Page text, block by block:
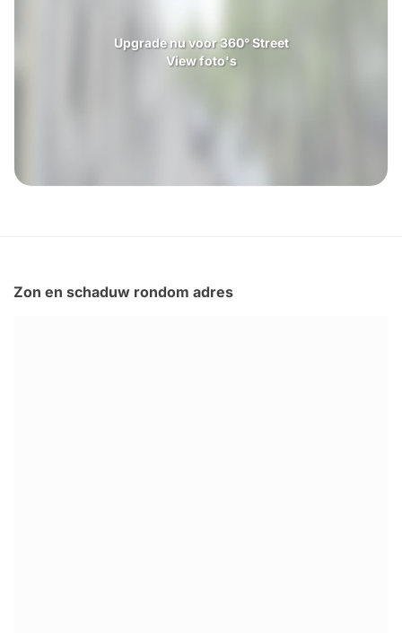
Upgrade nu voor 360° Street
View foto's
Zon en schaduw rondom adres